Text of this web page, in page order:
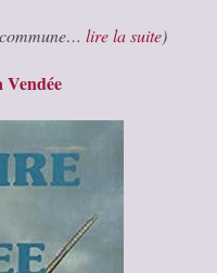
lire la suite)
Vendée